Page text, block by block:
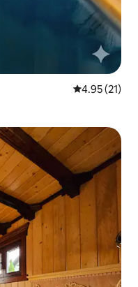
평점 4.95점
4.95 (21)